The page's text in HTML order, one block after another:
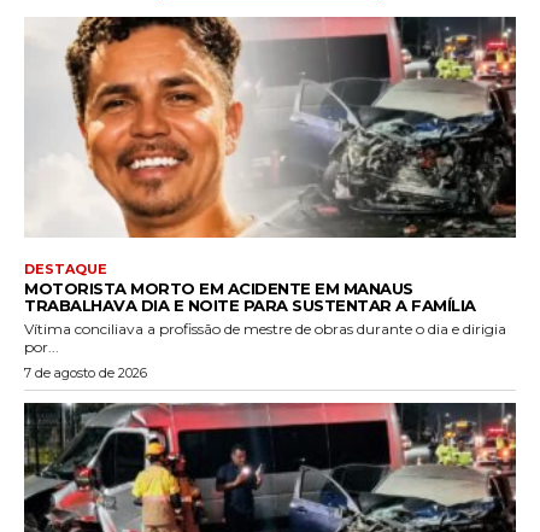
DESTAQUE
MOTORISTA MORTO EM ACIDENTE EM MANAUS
TRABALHAVA DIA E NOITE PARA SUSTENTAR A FAMÍLIA
Vítima conciliava a profissão de mestre de obras durante o dia e dirigia
por...
7 de agosto de 2026